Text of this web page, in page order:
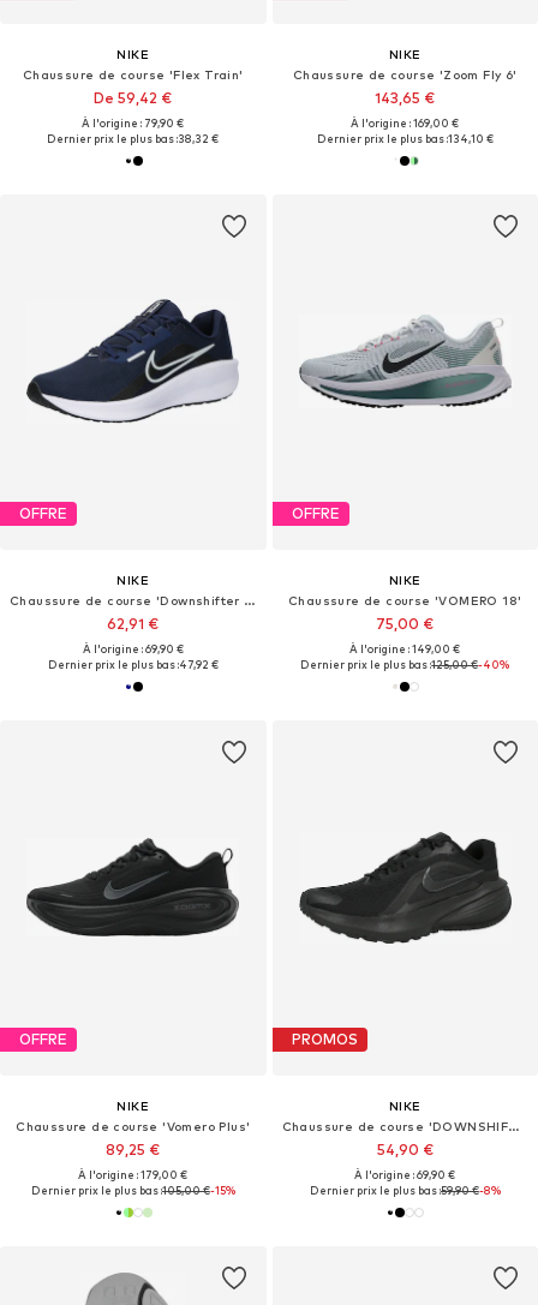
NIKE
Chaussure de course 'Flex Train'
De 59,42 €
À l'origine : 79,90 €
Dernier prix le plus bas :38,32 €
NIKE
Chaussure de course 'Zoom Fly 6'
143,65 €
À l'origine : 169,00 €
Dernier prix le plus bas :134,10 €
OFFRE
NIKE
Chaussure de course 'Downshifter 13'
62,91 €
À l'origine : 69,90 €
Dernier prix le plus bas :47,92 €
OFFRE
NIKE
Chaussure de course 'VOMERO 18'
75,00 €
À l'origine : 149,00 €
Dernier prix le plus bas :125,00 €-40%
OFFRE
NIKE
Chaussure de course 'Vomero Plus'
89,25 €
À l'origine : 179,00 €
Dernier prix le plus bas :105,00 €-15%
PROMOS
NIKE
Chaussure de course 'DOWNSHIFTER 14'
54,90 €
À l'origine : 69,90 €
Dernier prix le plus bas :59,90 €-8%